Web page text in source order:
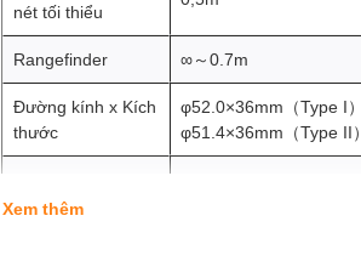
nét tối thiểu
Rangefinder ∞～0.7m
Đường kính x Kích
thước
φ52.0×36mm（Type I）
φ51.4×36mm（Type II）
Xem thêm